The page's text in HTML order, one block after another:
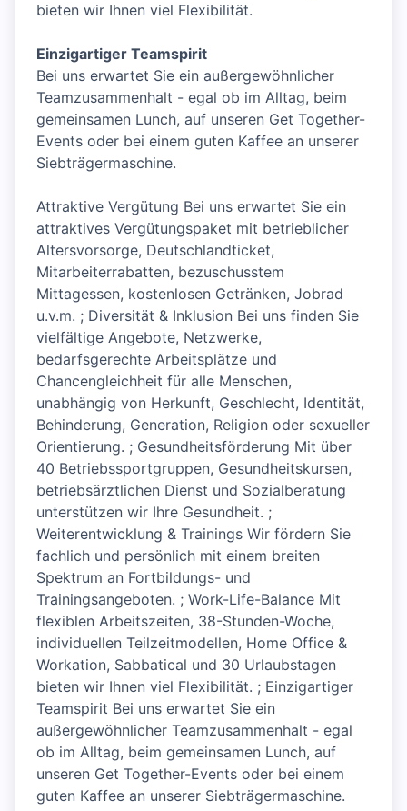
bieten wir Ihnen viel Flexibilität.
Einzigartiger Teamspirit
Bei uns erwartet Sie ein außergewöhnlicher
Teamzusammenhalt - egal ob im Alltag, beim
gemeinsamen Lunch, auf unseren Get Together-
Events oder bei einem guten Kaffee an unserer
Siebträgermaschine.
Attraktive Vergütung Bei uns erwartet Sie ein
attraktives Vergütungspaket mit betrieblicher
Altersvorsorge, Deutschlandticket,
Mitarbeiterrabatten, bezuschusstem
Mittagessen, kostenlosen Getränken, Jobrad
u.v.m. ; Diversität & Inklusion Bei uns finden Sie
vielfältige Angebote, Netzwerke,
bedarfsgerechte Arbeitsplätze und
Chancengleichheit für alle Menschen,
unabhängig von Herkunft, Geschlecht, Identität,
Behinderung, Generation, Religion oder sexueller
Orientierung. ; Gesundheitsförderung Mit über
40 Betriebssportgruppen, Gesundheitskursen,
betriebsärztlichen Dienst und Sozialberatung
unterstützen wir Ihre Gesundheit. ;
Weiterentwicklung & Trainings Wir fördern Sie
fachlich und persönlich mit einem breiten
Spektrum an Fortbildungs- und
Trainingsangeboten. ; Work-Life-Balance Mit
flexiblen Arbeitszeiten, 38-Stunden-Woche,
individuellen Teilzeitmodellen, Home Office &
Workation, Sabbatical und 30 Urlaubstagen
bieten wir Ihnen viel Flexibilität. ; Einzigartiger
Teamspirit Bei uns erwartet Sie ein
außergewöhnlicher Teamzusammenhalt - egal
ob im Alltag, beim gemeinsamen Lunch, auf
unseren Get Together-Events oder bei einem
guten Kaffee an unserer Siebträgermaschine.